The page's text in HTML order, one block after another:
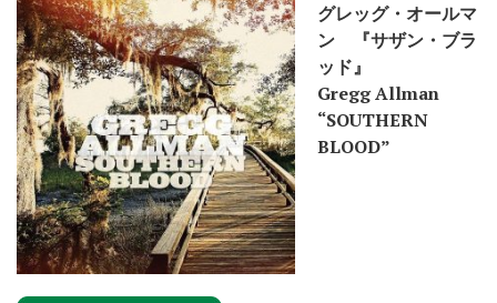
グレッグ・オールマ
ン 『サザン・ブラ
ッド』
Gregg Allman
“SOUTHERN
BLOOD”